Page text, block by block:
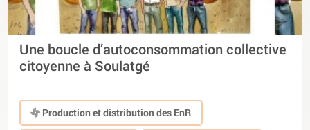
Une boucle d’autoconsommation collective
citoyenne à Soulatgé
Production et distribution des EnR